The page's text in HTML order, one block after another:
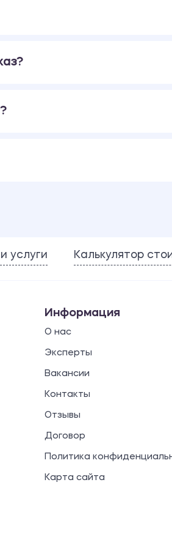
услуги Калькулятор
Информация
О нас
Эксперты
Вакансии
Контакты
Отзывы
Договор
Политика
Карта сайта